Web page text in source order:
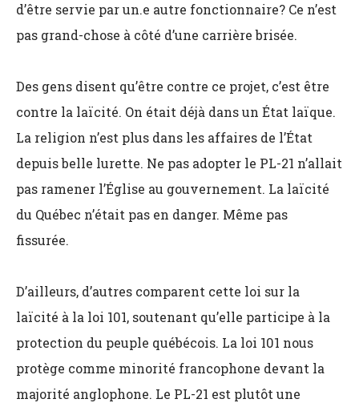
d’être servie par un.e autre fonctionnaire? Ce n’est
pas grand-chose à côté d’une carrière brisée.
Des gens disent qu’être contre ce projet, c’est être
contre la laïcité. On était déjà dans un État laïque.
La religion n’est plus dans les affaires de l’État
depuis belle lurette. Ne pas adopter le PL-21 n’allait
pas ramener l’Église au gouvernement. La laïcité
du Québec n’était pas en danger. Même pas
fissurée.
D’ailleurs, d’autres comparent cette loi sur la
laïcité à la loi 101, soutenant qu’elle participe à la
protection du peuple québécois. La loi 101 nous
protège comme minorité francophone devant la
majorité anglophone. Le PL-21 est plutôt une